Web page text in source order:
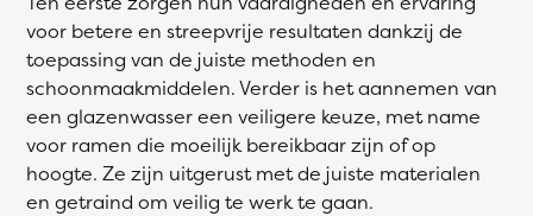
voor betere en streepvrije resultaten dankzij de
toepassing van de juiste methoden en
schoonmaakmiddelen. Verder is het aannemen van
een glazenwasser een veiligere keuze, met name
voor ramen die moeilijk bereikbaar zijn of op
hoogte. Ze zijn uitgerust met de juiste materialen
en getraind om veilig te werk te gaan.